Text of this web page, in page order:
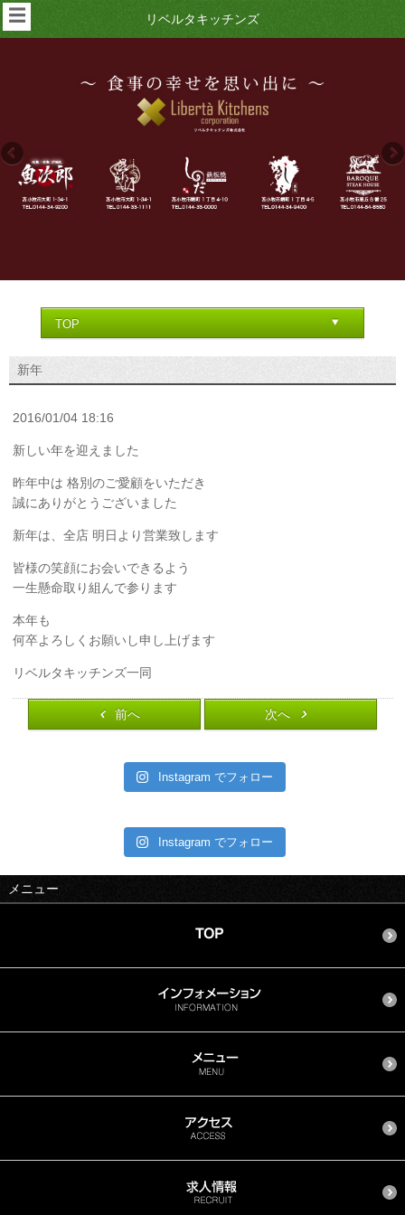
リベルタキッチンズ
☰
新年
2016/01/04 18:16
新しい年を迎えました
昨年中は 格別のご愛顧をいただき
誠にありがとうございました
新年は、全店 明日より営業致します
皆様の笑顔にお会いできるよう
一生懸命取り組んで参ります
本年も
何卒よろしくお願いし申し上げます
リベルタキッチンズ一同
前へ 次へ
Instagram でフォロー
Instagram でフォロー
メニュー